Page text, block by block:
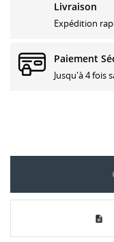
Livraison
Expédition
Paiement
Jusqu'à 4 fois